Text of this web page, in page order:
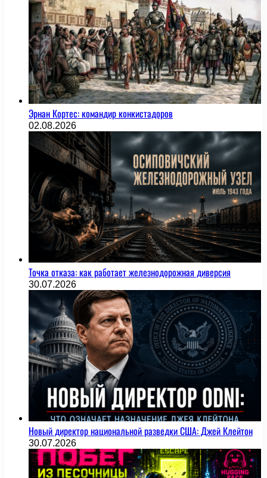
Эрнан Кортес: командир конкистадоров
02.08.2026
Точка отказа: как работает железнодорожная диверсия
30.07.2026
Новый директор национальной разведки США: Джей Клейтон
30.07.2026